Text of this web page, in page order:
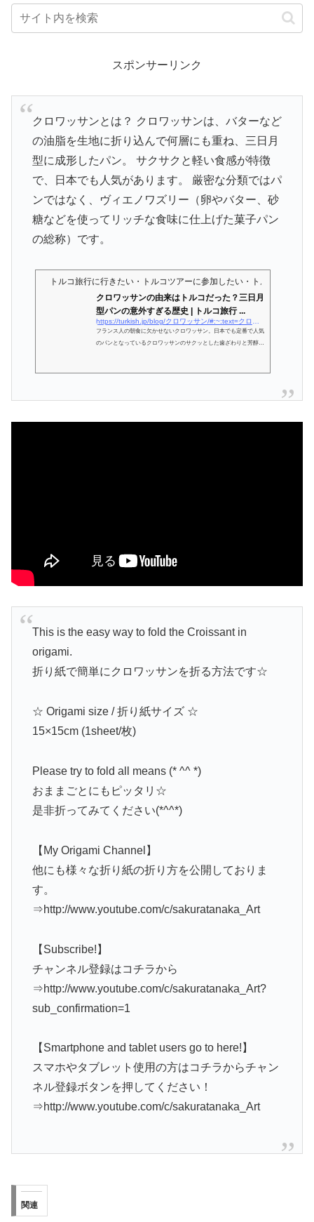
スポンサーリンク
クロワッサンとは？ クロワッサンは、バターなど
の油脂を生地に折り込んで何層にも重ね、三日月
型に成形したパン。 サクサクと軽い食感が特徴
で、日本でも人気があります。 厳密な分類ではパ
ンではなく、ヴィエノワズリー（卵やバター、砂
糖などを使ってリッチな食味に仕上げた菓子パン
の総称）です。
トルコ旅行に行きたい・トルコツアーに参加したい・トルコ観光を
クロワッサンの由来はトルコだった？三日月
型パンの意外すぎる歴史 | トルコ旅行 ...
フランス人の朝食に欠かせないクロワッサン。日本でも定番で人気
のパンとなっているクロワッサンのサクッとした歯ざわりと芳醇な
This is the easy way to fold the Croissant in
origami.
折り紙で簡単にクロワッサンを折る方法です☆
☆ Origami size / 折り紙サイズ ☆
15×15cm (1sheet/枚)
Please try to fold all means (* ^^ *)
おままごとにもピッタリ☆
是非折ってみてください(*^^*)
【My Origami Channel】
他にも様々な折り紙の折り方を公開しておりま
す。
⇒http://www.youtube.com/c/sakuratanaka_Art
【Subscribe!】
チャンネル登録はコチラから
⇒http://www.youtube.com/c/sakuratanaka_Art?
sub_confirmation=1
【Smartphone and tablet users go to here!】
スマホやタブレット使用の方はコチラからチャン
ネル登録ボタンを押してください！
⇒http://www.youtube.com/c/sakuratanaka_Art
関連